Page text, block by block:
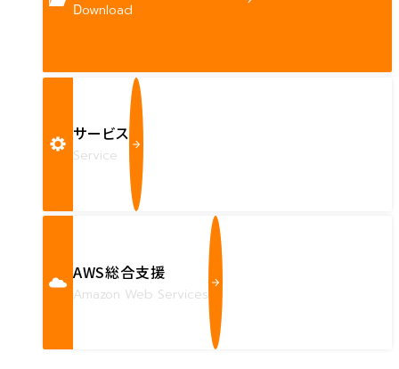
Download
サービス
Service
AWS総合支援
Amazon Web Services